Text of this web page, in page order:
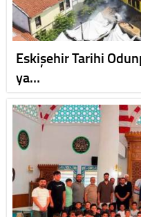
Eskişehir Tarihi
ya…